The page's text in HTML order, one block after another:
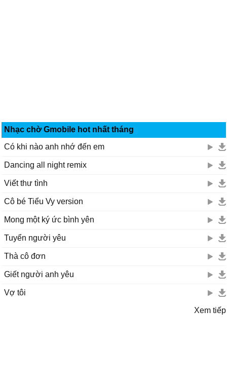
Nhạc chờ Gmobile hot nhất tháng
Có khi nào anh nhớ đến em
Dancing all night remix
Viết thư tình
Cô bé Tiểu Vy version
Mong một ký ức bình yên
Tuyển người yêu
Thà cô đơn
Giết người anh yêu
Vợ tôi
Xem tiếp